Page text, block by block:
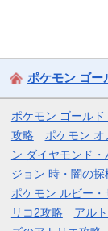
ポケモン ゴー
ポケモン ゴール
攻略
ポケモン オ
ン ダイヤモンド
ジョン 時・闇の探
ポケモン ルビー
リコ2攻略
アル